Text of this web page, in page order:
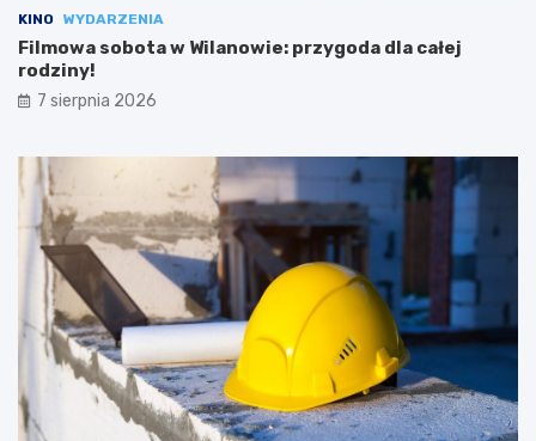
KINO WYDARZENIA
Filmowa sobota w Wilanowie: przygoda dla całej
rodziny!
7 sierpnia 2026